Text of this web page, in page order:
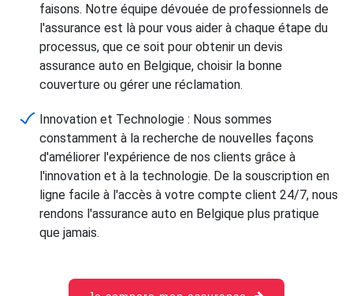
faisons. Notre équipe dévouée de professionnels de
l'assurance est là pour vous aider à chaque étape du
processus, que ce soit pour obtenir un devis
assurance auto en Belgique, choisir la bonne
couverture ou gérer une réclamation.
Innovation et Technologie : Nous sommes
constamment à la recherche de nouvelles façons
d'améliorer l'expérience de nos clients grâce à
l'innovation et à la technologie. De la souscription en
ligne facile à l'accès à votre compte client 24/7, nous
rendons l'assurance auto en Belgique plus pratique
que jamais.